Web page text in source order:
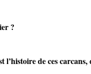
?
l’histoire de ces